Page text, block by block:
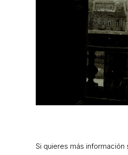
Si quieres más información